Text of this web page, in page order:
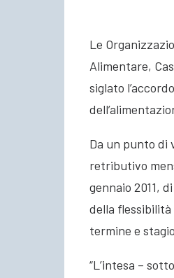
Le
Alimentare,
siglato
Da un punto di
retributivo
gennaio 2011,
della
termine e
“L’intesa –